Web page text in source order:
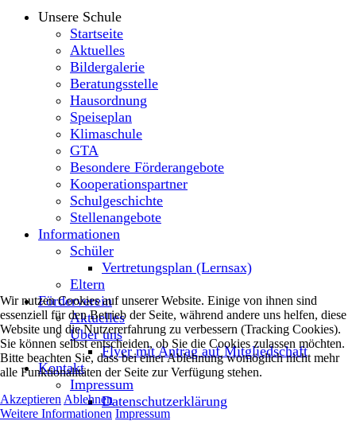
Unsere Schule
Startseite
Aktuelles
Bildergalerie
Beratungsstelle
Hausordnung
Speiseplan
Klimaschule
GTA
Besondere Förderangebote
Kooperationspartner
Schulgeschichte
Stellenangebote
Informationen
Schüler
Vertretungsplan (Lernsax)
Eltern
Förderverein
Aktuelles
Über uns
Flyer mit Antrag auf Mitgliedschaft
Kontakt
Impressum
Datenschutzerklärung
Wir nutzen Cookies auf unserer Website. Einige von ihnen sind
essenziell für den Betrieb der Seite, während andere uns helfen, diese
Website und die Nutzererfahrung zu verbessern (Tracking Cookies).
Sie können selbst entscheiden, ob Sie die Cookies zulassen möchten.
Bitte beachten Sie, dass bei einer Ablehnung womöglich nicht mehr
alle Funktionalitäten der Seite zur Verfügung stehen.
Akzeptieren Ablehnen
Weitere Informationen Impressum